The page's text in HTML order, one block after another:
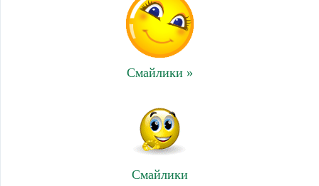
Смайлики »
Смайлики